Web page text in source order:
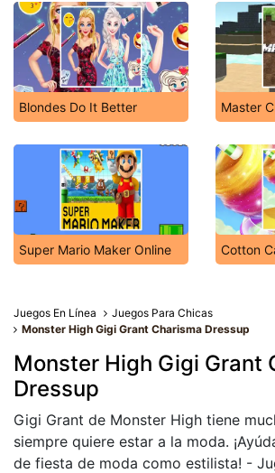
Blondes Do It Better Master
Super Mario Maker Online Cotton
Juegos En Línea
Juegos Para Chicas
Monster High Gigi Grant Charisma Dressup
Monster High Gigi Grant
Dressup
Gigi Grant de Monster High tiene
siempre quiere estar a la moda.
de fiesta de moda como estilista! -